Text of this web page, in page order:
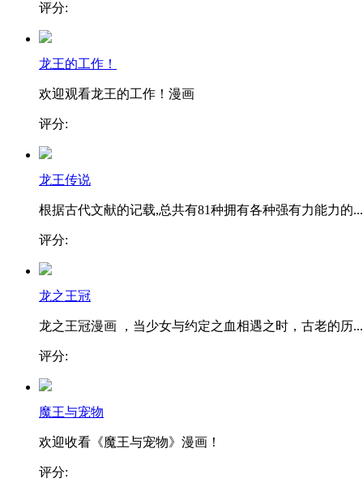
评分:
龙王的工作！
欢迎观看龙王的工作！漫画
评分:
龙王传说
根据古代文献的记载,总共有81种拥有各种强有力能力的...
评分:
龙之王冠
龙之王冠漫画 ，当少女与约定之血相遇之时，古老的历...
评分:
魔王与宠物
欢迎收看《魔王与宠物》漫画！
评分: